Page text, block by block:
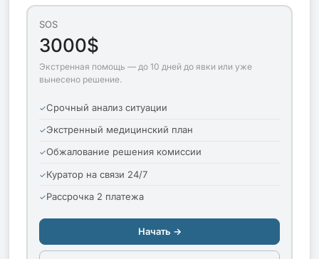
SOS
3000$
Экстренная помощь — до 10 дней до явки или уже
вынесено решение.
Срочный анализ ситуации
Экстренный медицинский план
Обжалование решения комиссии
Куратор на связи 24/7
Рассрочка 2 платежа
Начать →